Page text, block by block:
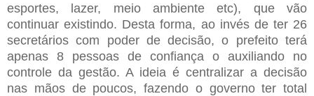
esportes, lazer, meio ambiente etc), que vão
continuar existindo. Desta forma, ao invés de ter 26
secretários com poder de decisão, o prefeito terá
apenas 8 pessoas de confiança o auxiliando no
controle da gestão. A ideia é centralizar a decisão
nas mãos de poucos, fazendo o governo ter total